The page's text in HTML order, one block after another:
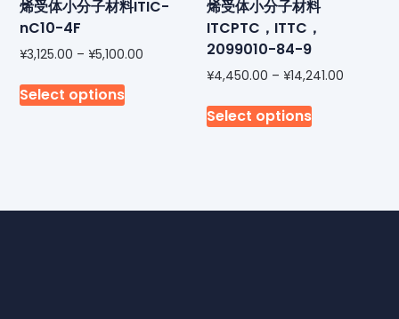
烯受体小分子材料ITIC-
nC10-4F
¥3,125.00 – ¥5,100.00
Select options
烯受体小分子材料
ITCPTC，ITTC，
2099010-84-9
¥4,450.00 – ¥14,241.00
Select options